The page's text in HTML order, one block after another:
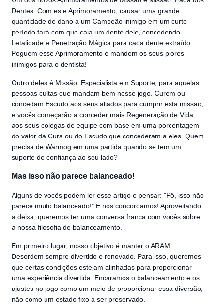
Dentes. Com este Aprimoramento, causar uma grande
quantidade de dano a um Campeão inimigo em um curto
período fará com que caia um dente dele, concedendo
Letalidade e Penetração Mágica para cada dente extraído.
Peguem esse Aprimoramento e mandem os seus piores
inimigos para o dentista!
Outro deles é Missão: Especialista em Suporte, para aquelas
pessoas cultas que mandam bem nesse jogo. Curem ou
concedam Escudo aos seus aliados para cumprir esta missão,
e vocês começarão a conceder mais Regeneração de Vida
aos seus colegas de equipe com base em uma porcentagem
do valor da Cura ou do Escudo que concederam a eles. Quem
precisa de Warmog em uma partida quando se tem um
suporte de confiança ao seu lado?
Mas isso não parece balanceado!
Alguns de vocês podem ler esse artigo e pensar: "Pô, isso não
parece muito balanceado!" E nós concordamos! Aproveitando
a deixa, queremos ter uma conversa franca com vocês sobre
a nossa filosofia de balanceamento.
Em primeiro lugar, nosso objetivo é manter o ARAM:
Desordem sempre divertido e renovado. Para isso, queremos
que certas condições estejam alinhadas para proporcionar
uma experiência divertida. Encaramos o balanceamento e os
ajustes no jogo como um meio de proporcionar essa diversão,
não como um estado fixo a ser preservado.